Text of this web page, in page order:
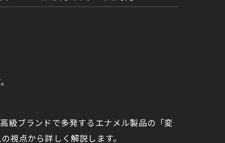
級ブランドで多発するエナメル製品の「変
視点から詳しく解説します。